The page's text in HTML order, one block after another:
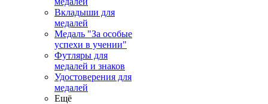
Вкладыши для
медалей
Медаль "За особые
успехи в учении"
Футляры для
медалей и знаков
Удостоверения для
медалей
Ещё